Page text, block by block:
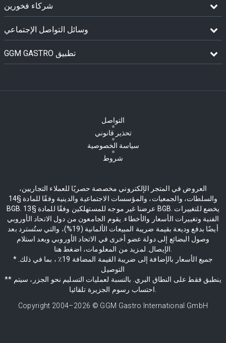
شركاء فخورين
وسائل التواصل الإجتماعي
GGM GASTRO تطبيق
التواصل
تحذير قانوني
سياسة الخصوصية
شروط
العروض في المتجر الإلكتروني مخصصة حصريًا للعملاء التجاريين،
والسلطات، والجمعيات، والمؤسسات الاجتماعية والدينية وفقًا للمادة §14
BGB. عرضنا غير موجه للمستهلكين وفقًا للمادة §13 BGB. يخضع للتغييرات
الفنية وتغييرات الأسعار والأخطاء. يقوم الجامعون من دول الاتحاد الأوروبي
أيضًا بدفع وديعة بقيمة ضريبة المبيعات الألمانية (19%)، والتي ستُسترد بعد
وصول البضائع إلى دولة عضو أخرى في الاتحاد الأوروبي وبعد استلام
* جميع الأسعار بالإضافة إلى ضريبة القيمة المضافة 19٪ ، بما في ذلك.
التوصيل
** ينطبق فقط على النطاق البري. بالنسبة لعمليات التسليم نحو الجزر، سيتم
Copyright 2004–2026 © GGM Gastro International GmbH